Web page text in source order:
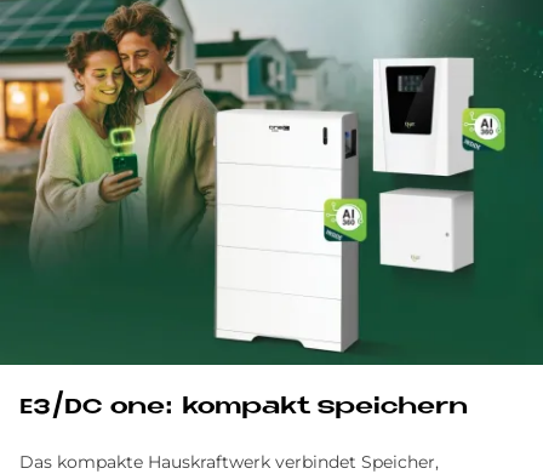
E3/DC one: kom­pakt spei­chern
Das kompakte Hauskraftwerk verbindet Speicher,